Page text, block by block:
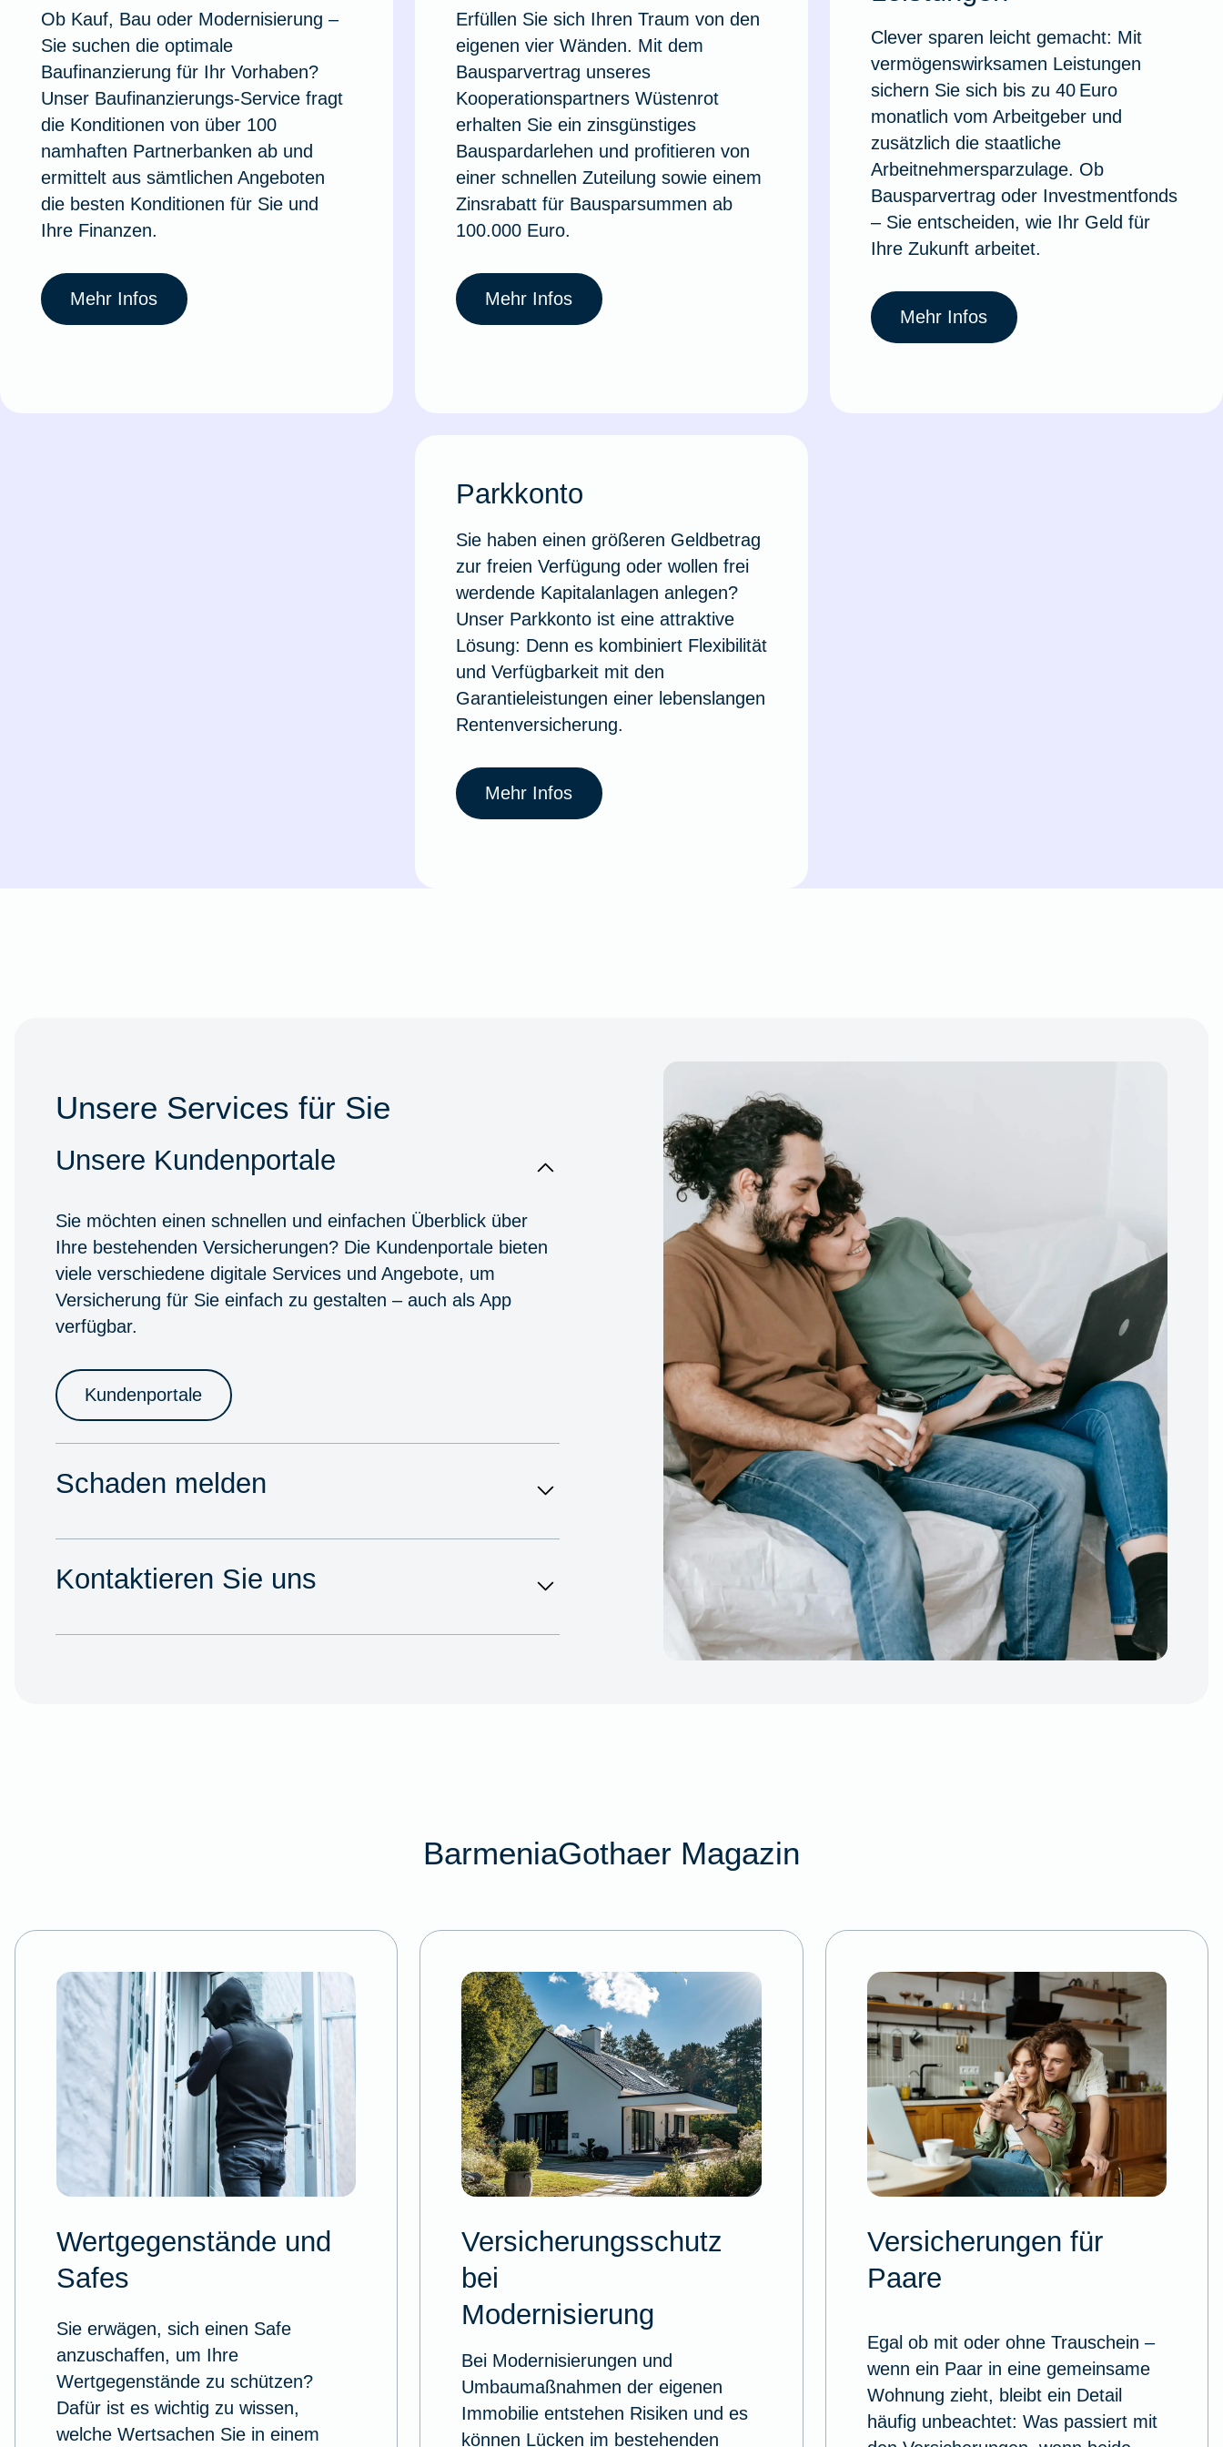
Ausstellungsversicherung
Valorenversicherung
Oldtimersammlungsversicherung
Zur Produktübersicht
Weil du wichtig bist
Ob Kauf, Bau oder Modernisierung –
Sie suchen die optimale
Baufinanzierung für Ihr Vorhaben?
Unser Baufinanzierungs-Service fragt
die Konditionen von über 100
namhaften Partnerbanken ab und
ermittelt aus sämtlichen Angeboten
die besten Konditionen für Sie und
Ihre Finanzen.
Mehr Infos
Erfüllen Sie sich Ihren Traum von den
eigenen vier Wänden. Mit dem
Bausparvertrag unseres
Kooperationspartners Wüstenrot
erhalten Sie ein zinsgünstiges
Bauspardarlehen und profitieren von
einer schnellen Zuteilung sowie einem
Zinsrabatt für Bausparsummen ab
100.000 Euro.
Mehr Infos
Clever sparen leicht gemacht: Mit
vermögenswirksamen Leistungen
sichern Sie sich bis zu 40 Euro
monatlich vom Arbeitgeber und
zusätzlich die staatliche
Arbeitnehmersparzulage. Ob
Bausparvertrag oder Investmentfonds
– Sie entscheiden, wie Ihr Geld für
Ihre Zukunft arbeitet.
Mehr Infos
Parkkonto
Sie haben einen größeren Geldbetrag
zur freien Verfügung oder wollen frei
werdende Kapitalanlagen anlegen?
Unser Parkkonto ist eine attraktive
Lösung: Denn es kombiniert Flexibilität
und Verfügbarkeit mit den
Garantieleistungen einer lebenslangen
Rentenversicherung.
Mehr Infos
Unsere Services für Sie
Unsere Kundenportale
Sie möchten einen schnellen und einfachen Überblick über
Ihre bestehenden Versicherungen? Die Kundenportale bieten
viele verschiedene digitale Services und Angebote, um
Versicherung für Sie einfach zu gestalten – auch als App
verfügbar.
Kundenportale
Schaden melden
Kontaktieren Sie uns
BarmeniaGothaer Magazin
Wertgegenstände und
Safes
Sie erwägen, sich einen Safe
anzuschaffen, um Ihre
Wertgegenstände zu schützen?
Dafür ist es wichtig zu wissen,
welche Wertsachen Sie in einem
Versicherungsschutz
bei
Modernisierung
Bei Modernisierungen und
Umbaumaßnahmen der eigenen
Immobilie entstehen Risiken und es
können Lücken im bestehenden
Versicherungen für
Paare
Egal ob mit oder ohne Trauschein –
wenn ein Paar in eine gemeinsame
Wohnung zieht, bleibt ein Detail
häufig unbeachtet: Was passiert mit